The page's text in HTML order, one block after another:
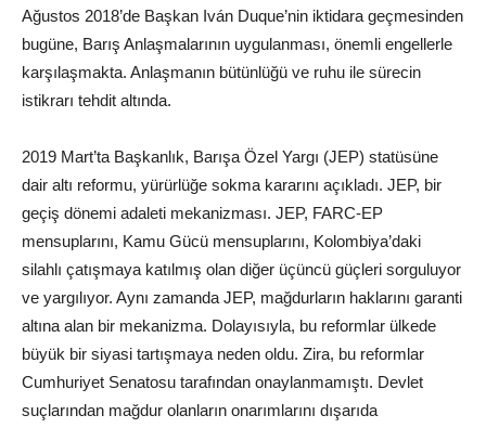
Ağustos 2018’de Başkan Iván Duque’nin iktidara geçmesinden
bugüne, Barış Anlaşmalarının uygulanması, önemli engellerle
karşılaşmakta. Anlaşmanın bütünlüğü ve ruhu ile sürecin
istikrarı tehdit altında.
2019 Mart’ta Başkanlık, Barışa Özel Yargı (JEP) statüsüne
dair altı reformu, yürürlüğe sokma kararını açıkladı. JEP, bir
geçiş dönemi adaleti mekanizması. JEP, FARC-EP
mensuplarını, Kamu Gücü mensuplarını, Kolombiya’daki
silahlı çatışmaya katılmış olan diğer üçüncü güçleri sorguluyor
ve yargılıyor. Aynı zamanda JEP, mağdurların haklarını garanti
altına alan bir mekanizma. Dolayısıyla, bu reformlar ülkede
büyük bir siyasi tartışmaya neden oldu. Zira, bu reformlar
Cumhuriyet Senatosu tarafından onaylanmamıştı. Devlet
suçlarından mağdur olanların onarımlarını dışarıda